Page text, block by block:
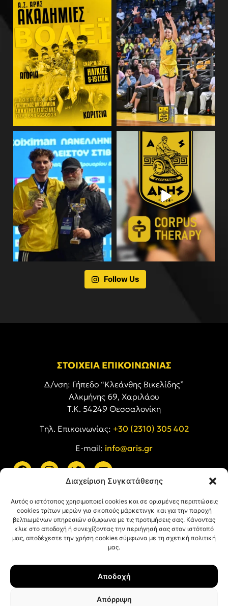
Διαχείριση Συγκατάθεσης
Αυτός ο ιστότοπος χρησιμοποιεί cookies και σε ορισμένες περιπτώσεις
cookies τρίτων μερών για σκοπούς μάρκετινγκ και για την παροχή
βελτιωμένων υπηρεσιών σύμφωνα με τις προτιμήσεις σας. Κάνοντας
κλικ στο αποδοχή ή συνεχίζοντας την περιήγησή σας στον ιστότοπό
μας, αποδέχεστε την χρήση cookies σύμφωνα με τη σχετική πολιτική
μας.
Αποδοχή
Απόρριψη
Follow Us
ΣΤΟΙΧΕΙΑ ΕΠΙΚΟΙΝΩΝΙΑΣ
Δ/νση: Γήπεδο “Κλεάνθης Βικελίδης”
Αλκμήνης 69, Χαριλάου
Τ.Κ. 54249 Θεσσαλονίκη
Tηλ. Επικοινωνίας: +30 (2310) 305 402
E-mail: info@aris.gr
Όροι Χρήσης